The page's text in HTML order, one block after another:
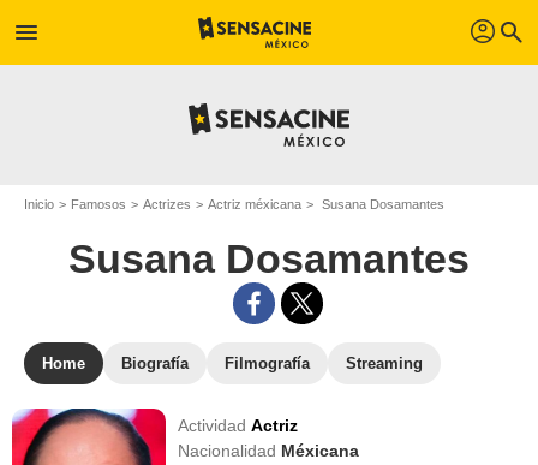
menu profil search
Inicio Famosos Actrizes Actriz méxicana Susana Dosamantes
Susana Dosamantes
Home Biografía Filmografía Streaming
ActividadActriz
Nacionalidad Méxicana